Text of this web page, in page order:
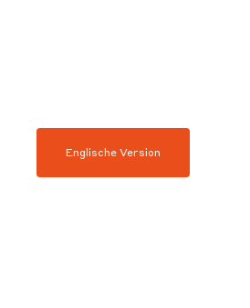
Englische Version